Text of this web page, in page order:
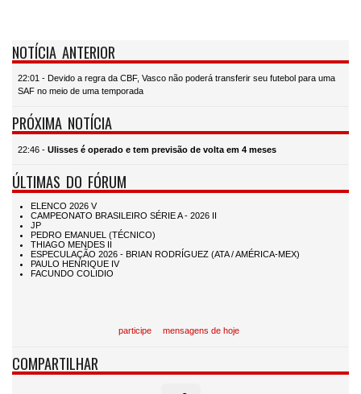
NOTÍCIA ANTERIOR
22:01 - Devido a regra da CBF, Vasco não poderá transferir seu futebol para uma
SAF no meio de uma temporada
PRÓXIMA NOTÍCIA
22:46 - Ulisses é operado e tem previsão de volta em 4 meses
ÚLTIMAS DO FÓRUM
participe mensagens de hoje
COMPARTILHAR